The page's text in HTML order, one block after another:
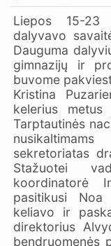
Liepos 15-
dalyvavo
Dauguma
gimnazijų ir
buvome
Kristina
kelerius
Tarptautinės
sekretoriatas
Stažuotei
koordinatorė
pasitikusi
keliavo ir
direktorius
bendruomenės